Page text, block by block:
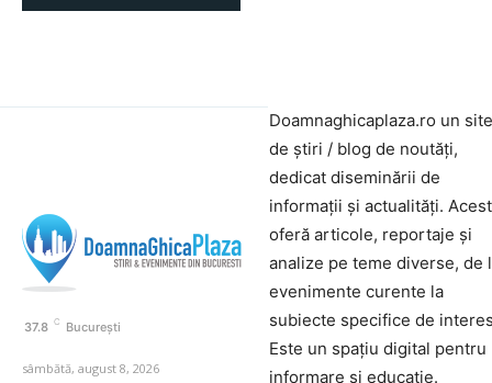
37.8 C București
sâmbătă, august 8, 2026
Doamnaghicaplaza.ro un site
de știri / blog de noutăți,
dedicat diseminării de
informații și actualități.
oferă articole, reportaje și
analize pe teme diverse, de
evenimente curente la
subiecte specifice de
Este un spațiu digital pentru
informare și educație.